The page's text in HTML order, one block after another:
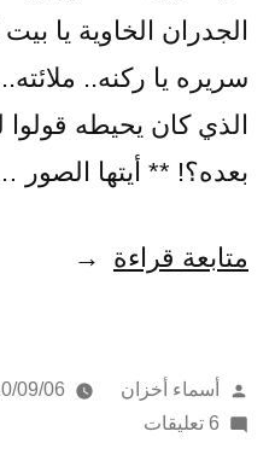
الجدران الخاوية يا
سريره يا ركنه..
الذي كان يحيطه قولوا
بعده؟! ** أيتها الصور
متابعة قراءة “الرَّحِيلُ
تمّ
النشر
أسماء أخزان 09/06
6 تعليقات
على